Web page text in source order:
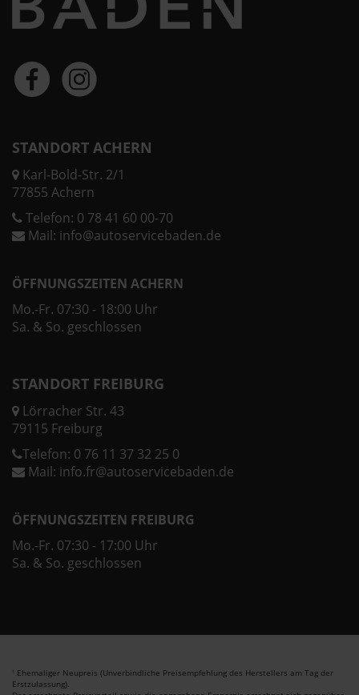
STANDORT ACHERN
Karl-Bold-Str. 2/1
77855 Achern
Telefon: 0 78 41 60 00-70
Mail: info@autoservicebaden.de
ÖFFNUNGSZEITEN ACHERN
Mo.-Fr. 07:30 - 18:00 Uhr
Sa. & So. geschlossen
STANDORT FREIBURG
Lörracher Str. 43
79115 Freiburg
Telefon: 0 76 11 37 32 25 0
Mail: info.fr@autoservicebaden.de
ÖFFNUNGSZEITEN FREIBURG
Mo.-Fr. 07:30 - 17:00 Uhr
Sa. & So. geschlossen
1 Ehemaliger Neupreis (Unverbindliche Preisempfehlung des Herstellers am Tag der
Erstzulassung).